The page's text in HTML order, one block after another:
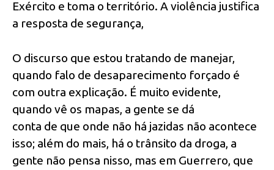
Exército e toma o território. A violência justifica
a resposta de segurança,
O discurso que estou tratando de manejar,
quando falo de desaparecimento forçado é
com outra explicação. É muito evidente,
quando vê os mapas, a gente se dá
conta de que onde não há jazidas não acontece
isso; além do mais, há o trânsito da droga, a
gente não pensa nisso, mas em Guerrero, que